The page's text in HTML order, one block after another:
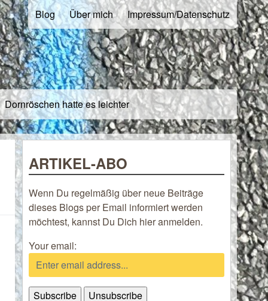
Blog Über mich Impressum/Datenschutz
Dornröschen hatte es leichter
ARTIKEL-ABO
Wenn Du regelmäßig über neue Beiträge
dieses Blogs per Email informiert werden
möchtest, kannst Du Dich hier anmelden.
Your email: